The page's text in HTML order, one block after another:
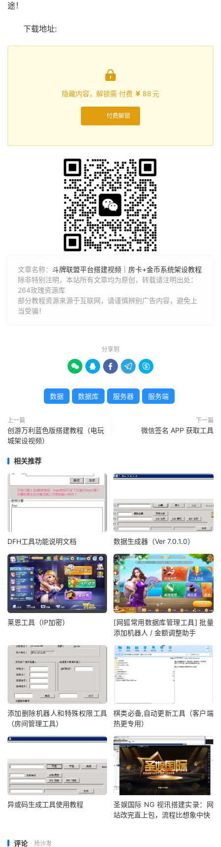
途！
下载地址:

隐藏内容，解锁需 付费  88元
付费解锁
文章名称： 斗牌联盟平台搭建视频｜房卡+金币系统架设教程
除非特别注明，本站所有文章均为原创，转载请注明出处：
264玫瑰资源库
部分教程资源来源于互联网，请谨慎辨别广告内容，避免上
当受骗！
分享到
    
数据 数据库 服务器 服务端
上一篇
创游万利蓝色版搭建教程（电玩
城架设视频）
下一篇
微信签名 APP 获取工具
相关推荐
DFH工具功能说明文档 数据生成器（Ver 7.0.1.0）
莱恩工具（IP加密）
[网狐常用数据库管理工具] 批量
添加机器人 / 金额调整助手
添加删除机器人和特殊权限工具
（房间管理工具）
棋类必备,自动更新工具（客户端
热更专用）
异或码生成工具使用教程
圣娱国际 NG 视讯搭建实录：网
站改完直上包，流程比想象中快
评论 抢沙发